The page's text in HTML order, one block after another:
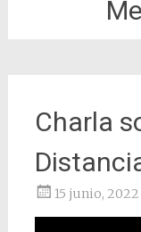
Charla
15 junio, 2022